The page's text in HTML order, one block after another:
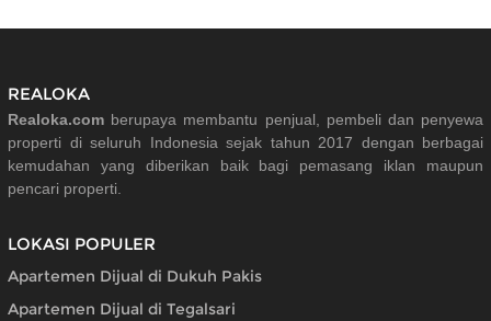
REALOKA
Realoka.com berupaya membantu penjual, pembeli dan penyewa
properti di seluruh Indonesia sejak tahun 2017 dengan berbagai
kemudahan yang diberikan baik bagi pemasang iklan maupun
pencari properti.
LOKASI POPULER
Apartemen Dijual di Dukuh Pakis
Apartemen Dijual di Tegalsari